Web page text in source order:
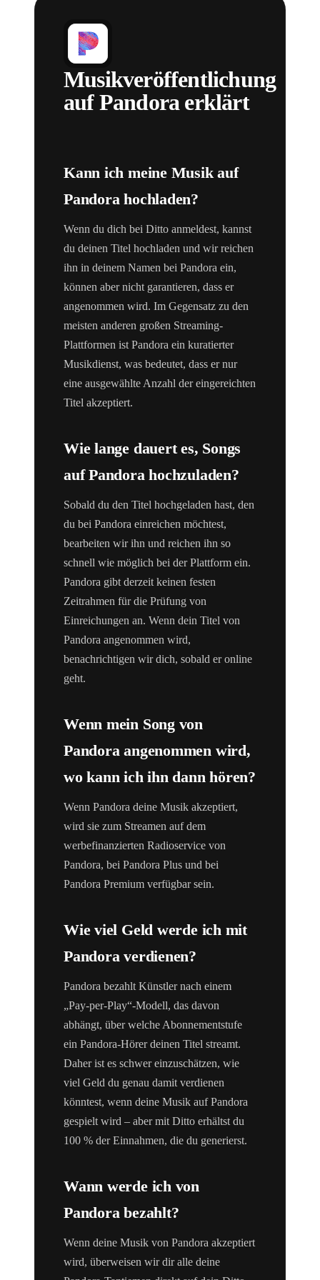
Musikveröffentlichung
auf Pandora erklärt
Kann ich meine Musik auf
Pandora hochladen?
Wenn du dich bei Ditto anmeldest, kannst
du deinen Titel hochladen und wir reichen
ihn in deinem Namen bei Pandora ein,
können aber nicht garantieren, dass er
angenommen wird. Im Gegensatz zu den
meisten anderen großen Streaming-
Plattformen ist Pandora ein kuratierter
Musikdienst, was bedeutet, dass er nur
eine ausgewählte Anzahl der eingereichten
Titel akzeptiert.
Wie lange dauert es, Songs
auf Pandora hochzuladen?
Sobald du den Titel hochgeladen hast, den
du bei Pandora einreichen möchtest,
bearbeiten wir ihn und reichen ihn so
schnell wie möglich bei der Plattform ein.
Pandora gibt derzeit keinen festen
Zeitrahmen für die Prüfung von
Einreichungen an. Wenn dein Titel von
Pandora angenommen wird,
benachrichtigen wir dich, sobald er online
geht.
Wenn mein Song von
Pandora angenommen wird,
wo kann ich ihn dann hören?
Wenn Pandora deine Musik akzeptiert,
wird sie zum Streamen auf dem
werbefinanzierten Radioservice von
Pandora, bei Pandora Plus und bei
Pandora Premium verfügbar sein.
Wie viel Geld werde ich mit
Pandora verdienen?
Pandora bezahlt Künstler nach einem
„Pay-per-Play“-Modell, das davon
abhängt, über welche Abonnementstufe
ein Pandora-Hörer deinen Titel streamt.
Daher ist es schwer einzuschätzen, wie
viel Geld du genau damit verdienen
könntest, wenn deine Musik auf Pandora
gespielt wird – aber mit Ditto erhältst du
100 % der Einnahmen, die du generierst.
Wann werde ich von
Pandora bezahlt?
Wenn deine Musik von Pandora akzeptiert
wird, überweisen wir dir alle deine